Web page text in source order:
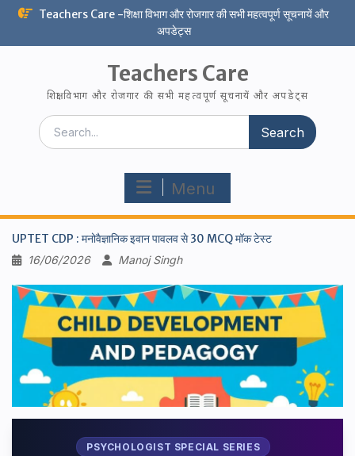
Skip
Teachers Care -शिक्षा विभाग और रोजगार की सभी महत्वपूर्ण सूचनायें और
अपडेट्स
Teachers Care
शिक्षा विभाग और रोजगार की सभी महत्वपूर्ण सूचनायें और अपडेट्स
Search
for:
Menu
UPTET CDP : मनोवैज्ञानिक इवान पावलव से 30 MCQ मॉक टेस्ट
16/06/2026 Manoj Singh
PSYCHOLOGIST SPECIAL SERIES